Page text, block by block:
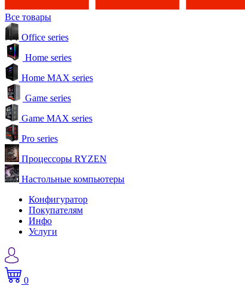
Все товары
Office series
Home series
Home MAX series
Game series
Game MAX series
Pro series
Процессоры RYZEN
Настольные компьютеры
Конфигуратор
Покупателям
Инфо
Услуги
0